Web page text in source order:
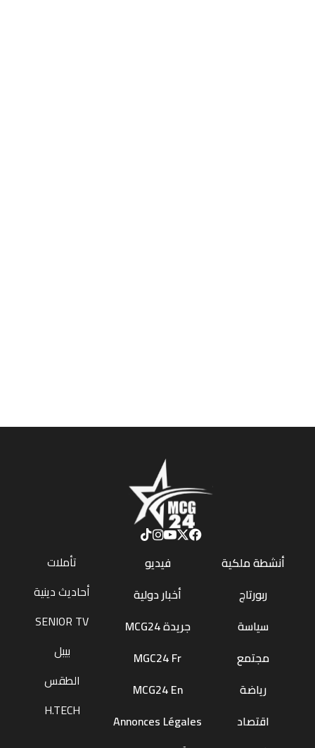
أنشطة ملكية
ربورتاج
سياسة
مجتمع
رياضة
اقتصاد
فيديو
أخبار دولية
جريدة MCG24
MGC24 Fr
MCG24 En
Annonces Légales
تأملات
أحاديث دينية
SENIOR TV
بيبل
الطقس
H.TECH